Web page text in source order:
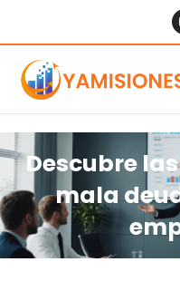
Descubre
mala